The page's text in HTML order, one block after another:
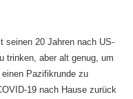
seinen 20 Jahren nach US-
trinken, aber alt genug, um
Pazifikrunde zu
19 nach Hause zurück